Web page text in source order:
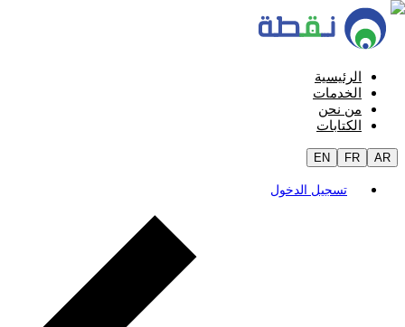
الرئيسية
الخدمات
من نحن
الكتابات
EN FR AR
تسجيل الدخول